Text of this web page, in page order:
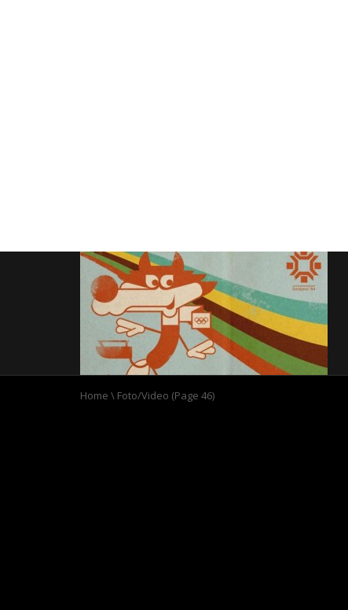
Home \ Foto/Video (Page 46)